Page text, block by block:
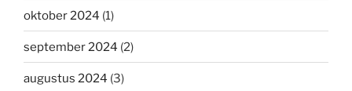
oktober 2024 (1)
september 2024 (2)
augustus 2024 (3)